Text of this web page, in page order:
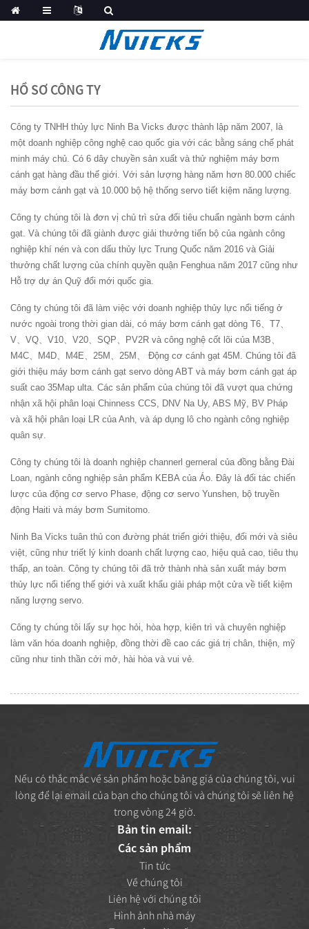
HỒ SƠ CÔNG TY
Công ty TNHH thủy lực Ninh Ba Vicks được thành lập năm 2007, là
một doanh nghiệp công nghệ cao quốc gia với các bằng sáng chế phát
minh máy chủ. Có 6 dây chuyền sản xuất và thử nghiệm máy bơm
cánh gạt hàng đầu thế giới. Với sản lượng hàng năm hơn 80.000 chiếc
máy bơm cánh gạt và 10.000 bộ hệ thống servo tiết kiệm năng lượng.
Công ty chúng tôi là đơn vị chủ trì sửa đổi tiêu chuẩn ngành bơm cánh
gạt. Và chúng tôi đã giành được giải thưởng tiến bộ của ngành công
nghiệp khí nén và con dấu thủy lực Trung Quốc năm 2016 và Giải
thưởng chất lượng của chính quyền quận Fenghua năm 2017 cũng như
Hỗ trợ dự án Quỹ đổi mới quốc gia.
Công ty chúng tôi đã làm việc với doanh nghiệp thủy lực nổi tiếng ở
nước ngoài trong thời gian dài, có máy bơm cánh gạt dòng T6、T7、
V、VQ、V10、V20、SQP、PV2R và công nghệ cốt lõi của M3B、
M4C、M4D、M4E、25M、25M、 Động cơ cánh gạt 45M. Chúng tôi đã
giới thiệu máy bơm cánh gạt servo dòng ABT và máy bơm cánh gạt áp
suất cao 35Map ulta. Các sản phẩm của chúng tôi đã vượt qua chứng
nhận xã hội phân loại Chinness CCS, DNV Na Uy, ABS Mỹ, BV Pháp
và xã hội phân loại LR của Anh, và áp dụng lô cho ngành công nghiệp
quân sự.
Công ty chúng tôi là doanh nghiệp channerl gerneral của đồng bằng Đài
Loan, ngành công nghiệp sản phẩm KEBA của Áo. Đây là đối tác chiến
lược của động cơ servo Phase, động cơ servo Yunshen, bộ truyền
động Haiti và máy bơm Sumitomo.
Ninh Ba Vicks tuân thủ con đường phát triển giới thiệu, đổi mới và siêu
việt, cũng như triết lý kinh doanh chất lượng cao, hiệu quả cao, tiêu thụ
thấp, an toàn. Công ty chúng tôi đã trở thành nhà sản xuất máy bơm
thủy lực nổi tiếng thế giới và xuất khẩu giải pháp một cửa về tiết kiệm
năng lượng servo.
Công ty chúng tôi lấy sự học hỏi, hòa hợp, kiên trì và chuyên nghiệp
làm văn hóa doanh nghiệp, đồng thời đề cao các giá trị chân, thiện, mỹ
cũng như tinh thần cởi mở, hài hòa và vui vẻ.
Nếu có thắc mắc về sản phẩm hoặc bảng giá của chúng tôi, vui
lòng để lại email của bạn cho chúng tôi và chúng tôi sẽ liên hệ
trong vòng 24 giờ.
Bản tin email:
Các sản phẩm
Tin tức
Về chúng tôi
Liên hệ với chúng tôi
Hình ảnh nhà máy